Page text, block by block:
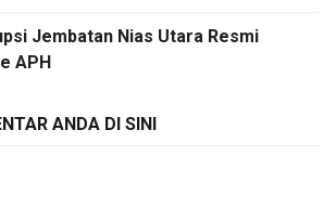
Jembatan Nias Utara Resmi
APH
ANDA DI SINI